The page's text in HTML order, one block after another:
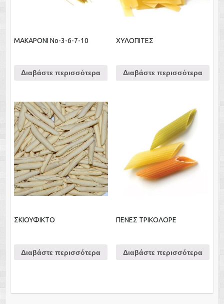
ΜΑΚΑΡΟΝΙ Νο-3-6-7-10
Διαβάστε περισσότερα
ΧΥΛΟΠΙΤΕΣ
Διαβάστε περισσότερα
ΣΚΙΟΥΦΙΚΤΟ
Διαβάστε περισσότερα
ΠΕΝΕΣ ΤΡΙΚΟΛΟΡΕ
Διαβάστε περισσότερα